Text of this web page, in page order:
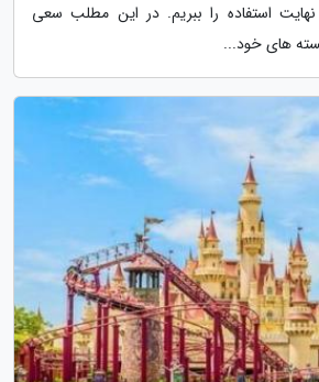
استفاده را ببریم. در این مطلب سعی
های خود...